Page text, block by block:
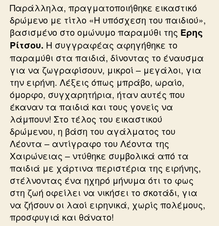
Παράλληλα, πραγματοποιήθηκε εικαστικό
δρώμενο με τίτλο «Η υπόσχεση του παιδιού»,
βασισμένο στο ομώνυμο παραμύθι της Ερης
Ρίτσου. Η συγγραφέας αφηγήθηκε το
παραμύθι στα παιδιά, δίνοντας το έναυσμα
για να ζωγραφίσουν, μικροί – μεγάλοι, για
την ειρήνη. Λέξεις όπως μπράβο, ωραίο,
όμορφο, συγχαρητήρια, ήταν αυτές που
έκαναν τα παιδιά και τους γονείς να
λάμπουν! Στο τέλος του εικαστικού
δρώμενου, η βάση του αγάλματος του
Λέοντα – αντίγραφο του Λέοντα της
Χαιρώνειας – ντύθηκε συμβολικά από τα
παιδιά με χάρτινα περιστέρια της ειρήνης,
στέλνοντας ένα ηχηρό μήνυμα ότι το φως
στη ζωή οφείλει να νικήσει το σκοτάδι, για
να ζήσουν οι λαοί ειρηνικά, χωρίς πολέμους,
προσφυγιά και θάνατο!